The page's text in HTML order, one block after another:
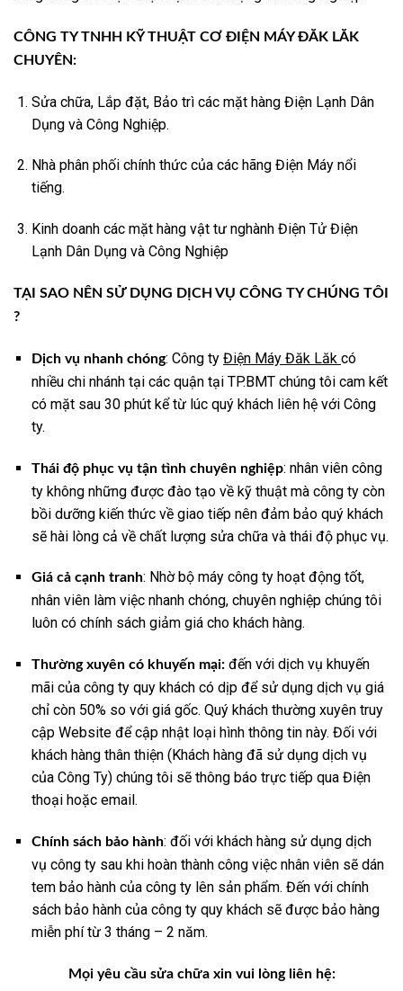
CÔNG TY TNHH KỸ THUẬT CƠ ĐIỆN MÁY ĐĂK LĂK
CHUYÊN:
Sửa chữa, Lắp đặt, Bảo trì các mặt hàng Điện Lạnh Dân
Dụng và Công Nghiệp.
Nhà phân phối chính thức của các hãng Điện Máy nổi
tiếng.
Kinh doanh các mặt hàng vật tư nghành Điện Tử Điện
Lạnh Dân Dụng và Công Nghiệp
TẠI SAO NÊN SỬ DỤNG DỊCH VỤ CÔNG TY CHÚNG TÔI
?
Dịch vụ nhanh chóng: Công ty Điện Máy Đăk Lăk có
nhiều chi nhánh tại các quận tại TP.BMT chúng tôi cam kết
có mặt sau 30 phút kể từ lúc quý khách liên hệ với Công
ty.
Thái độ phục vụ tận tình chuyên nghiệp: nhân viên công
ty không những được đào tạo về kỹ thuật mà công ty còn
bồi dưỡng kiến thức về giao tiếp nên đảm bảo quý khách
sẽ hài lòng cả về chất lượng sửa chữa và thái độ phục vụ.
Giá cả cạnh tranh: Nhờ bộ máy công ty hoạt động tốt,
nhân viên làm việc nhanh chóng, chuyên nghiệp chúng tôi
luôn có chính sách giảm giá cho khách hàng.
Thường xuyên có khuyến mại: đến với dịch vụ khuyến
mãi của công ty quy khách có dịp để sử dụng dịch vụ giá
chỉ còn 50% so với giá gốc. Quý khách thường xuyên truy
cập Website để cập nhật loại hình thông tin này. Đối với
khách hàng thân thiện (Khách hàng đã sử dụng dịch vụ
của Công Ty) chúng tôi sẽ thông báo trực tiếp qua Điện
thoại hoặc email.
Chính sách bảo hành: đối với khách hàng sử dụng dịch
vụ công ty sau khi hoàn thành công việc nhân viên sẽ dán
tem bảo hành của công ty lên sản phẩm. Đến với chính
sách bảo hành của công ty quy khách sẽ được bảo hàng
miễn phí từ 3 tháng – 2 năm.
Mọi yêu cầu sửa chữa xin vui lòng liên hệ: